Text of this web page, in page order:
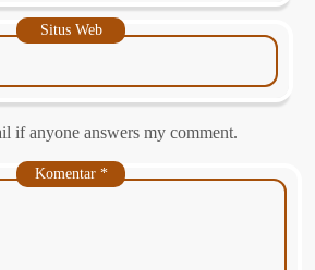
Situs Web
if anyone answers my comment.
Komentar *